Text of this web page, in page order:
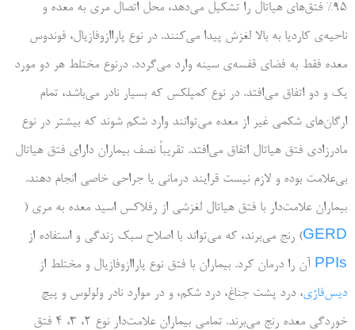
95% فتق‌های هیاتال را تشکیل می‌دهد، محل اتصال مری به معده و
ناحیه‌ی کاردیا به بالا لغزش پیدا می‌کنند. در نوع پاراازوفازیال، فوندوس
معده فقط به فضای قفسه‌ی سینه وارد می‌گردد. درنوع مختلط هر دو مورد
یک و دو اتفاق می‌افتد. در نوع کمپلکس که بسیار نادر می‌باشد، تمام
ارگان‌های شکمی غیر از معده می‌توانند وارد شکم شوند که بیشتر در نوع
مادرزادی فتق هیاتال اتفاق می‌افتد. تقریباً نصف بیماران دارای فتق هیاتال
بی‌علامت بوده و لازم نیست قرایند درمانی یا جراحی خاصی انجام دهند.
بیماران علامت‌دار با فتق هیاتال لغزشی از رفلاکس اسید معده به مری (
GERD) رنج می‌برند، که می‌تواند با اصلاح سبک زندگی و استفاده از
PPIs آن را درمان کرد. بیماران با فتق نوع پاراازوفازیال و مختلط از
دیس‌فاژی، درد پشت جناغ، درد شکم، و در موارد نادر ولولوس و پیچ
خوردگی معده رنج می‌برند. تمامی بیماران علامت‌دار نوع 2، 3، 4 فتق